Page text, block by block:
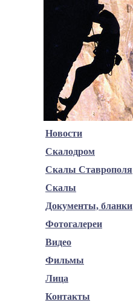
Новости
Скалодром
Скалы Ставрополя
Скалы
Документы, бланки
Фотогалереи
Видео
Фильмы
Лица
Контакты